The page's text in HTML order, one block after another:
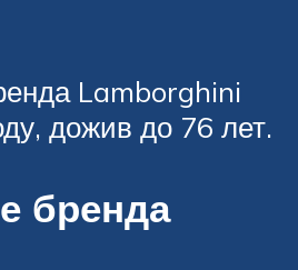
Lamborghini
дожив до 76 лет.
бренда